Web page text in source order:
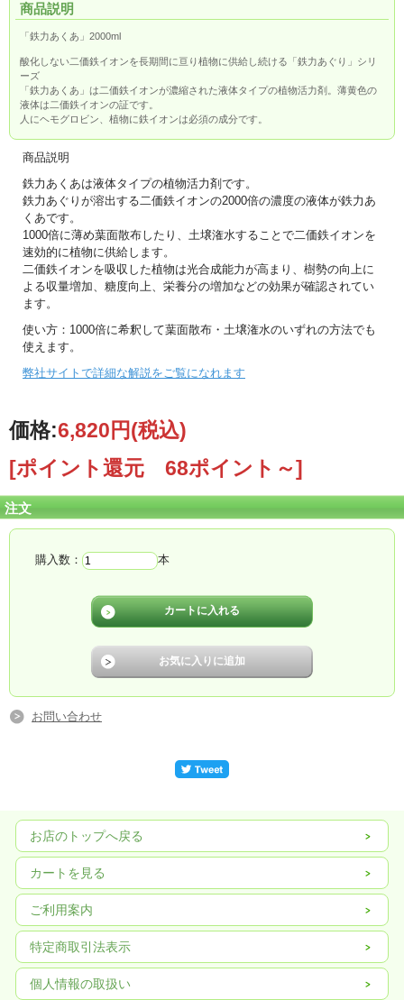
商品説明
「鉄力あくあ」2000ml
酸化しない二価鉄イオンを長期間に亘り植物に供給し続ける「鉄力あぐり」シリ
ーズ
「鉄力あくあ」は二価鉄イオンが濃縮された液体タイプの植物活力剤。薄黄色の
液体は二価鉄イオンの証です。
人にヘモグロビン、植物に鉄イオンは必須の成分です。
商品説明
鉄力あくあは液体タイプの植物活力剤です。
鉄力あぐりが溶出する二価鉄イオンの2000倍の濃度の液体が鉄力あ
くあです。
1000倍に薄め葉面散布したり、土壌潅水することで二価鉄イオンを
速効的に植物に供給します。
二価鉄イオンを吸収した植物は光合成能力が高まり、樹勢の向上に
よる収量増加、糖度向上、栄養分の増加などの効果が確認されてい
ます。
使い方：1000倍に希釈して葉面散布・土壌潅水のいずれの方法でも
使えます。
弊社サイトで詳細な解説をご覧になれます
価格:6,820円(税込)
[ポイント還元 68ポイント～]
注文
購入数： 本
お問い合わせ
お店のトップへ戻る
カートを見る
ご利用案内
特定商取引法表示
個人情報の取扱い